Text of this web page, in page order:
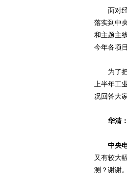
面对经
落实到中
和主题主
今年各项
为了把
上半年工
况回答大
华清：
中央
又有较大
测？谢谢。